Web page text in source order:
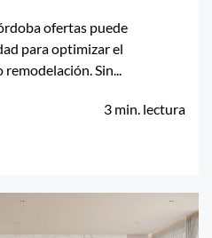
ofertas puede
para optimizar el
Sin...
3 min. lectura